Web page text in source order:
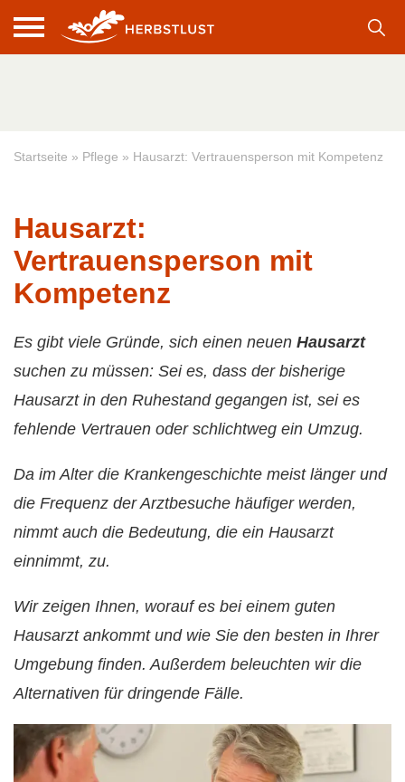
Startseite » Pflege » Hausarzt: Vertrauensperson mit Kompetenz
Hausarzt:
Vertrauensperson mit
Kompetenz
Es gibt viele Gründe, sich einen neuen Hausarzt
suchen zu müssen: Sei es, dass der bisherige
Hausarzt in den Ruhestand gegangen ist, sei es
fehlende Vertrauen oder schlichtweg ein Umzug.
Da im Alter die Krankengeschichte meist länger und
die Frequenz der Arztbesuche häufiger werden,
nimmt auch die Bedeutung, die ein Hausarzt
einnimmt, zu.
Wir zeigen Ihnen, worauf es bei einem guten
Hausarzt ankommt und wie Sie den besten in Ihrer
Umgebung finden. Außerdem beleuchten wir die
Alternativen für dringende Fälle.